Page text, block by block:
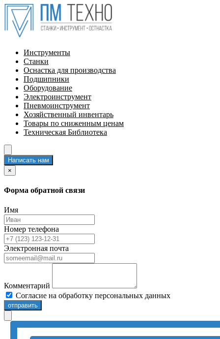
Инструменты
Станки
Оснастка для производства
Подшипники
Оборудование
Электроинструмент
Пневмоинструмент
Хозяйственный инвентарь
Товары по сниженным ценам
Техническая Библиотека
Написать нам
×
Форма обратной связи
Имя
Номер телефона
Электронная почта
Комментарий
Согласие на обработку персональных данных
отправить